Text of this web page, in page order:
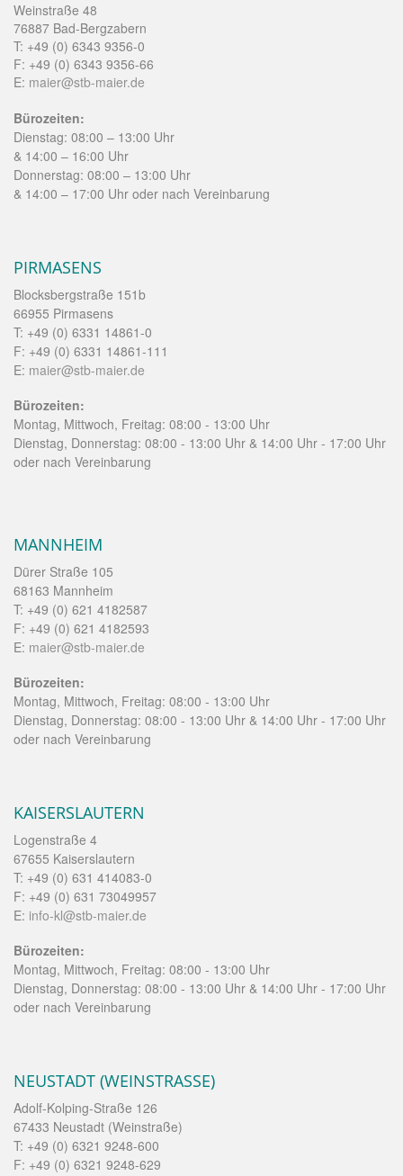
Weinstraße 48
76887 Bad-Bergzabern
T: +49 (0) 6343 9356-0
F: +49 (0) 6343 9356-66
E: maier@stb-maier.de
Bürozeiten:
Dienstag: 08:00 – 13:00 Uhr
& 14:00 – 16:00 Uhr
Donnerstag: 08:00 – 13:00 Uhr
& 14:00 – 17:00 Uhr oder nach Vereinbarung
PIRMASENS
Blocksbergstraße 151b
66955 Pirmasens
T: +49 (0) 6331 14861-0
F: +49 (0) 6331 14861-111
E: maier@stb-maier.de
Bürozeiten:
Montag, Mittwoch, Freitag: 08:00 - 13:00 Uhr
Dienstag, Donnerstag: 08:00 - 13:00 Uhr & 14:00 Uhr - 17:00 Uhr
oder nach Vereinbarung
MANNHEIM
Dürer Straße 105
68163 Mannheim
T: +49 (0) 621 4182587
F: +49 (0) 621 4182593
E: maier@stb-maier.de
Bürozeiten:
Montag, Mittwoch, Freitag: 08:00 - 13:00 Uhr
Dienstag, Donnerstag: 08:00 - 13:00 Uhr & 14:00 Uhr - 17:00 Uhr
oder nach Vereinbarung
KAISERSLAUTERN
Logenstraße 4
67655 Kaiserslautern
T: +49 (0) 631 414083-0
F: +49 (0) 631 73049957
E: info-kl@stb-maier.de
Bürozeiten:
Montag, Mittwoch, Freitag: 08:00 - 13:00 Uhr
Dienstag, Donnerstag: 08:00 - 13:00 Uhr & 14:00 Uhr - 17:00 Uhr
oder nach Vereinbarung
NEUSTADT (WEINSTRASSE)
Adolf-Kolping-Straße 126
67433 Neustadt (Weinstraße)
T: +49 (0) 6321 9248-600
F: +49 (0) 6321 9248-629